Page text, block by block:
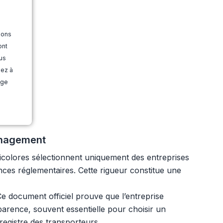
à
sélectionnent uniquement des entreprises
réglementaires. Cette rigueur constitue une
document officiel prouve que l’entreprise
souvent essentielle pour choisir un